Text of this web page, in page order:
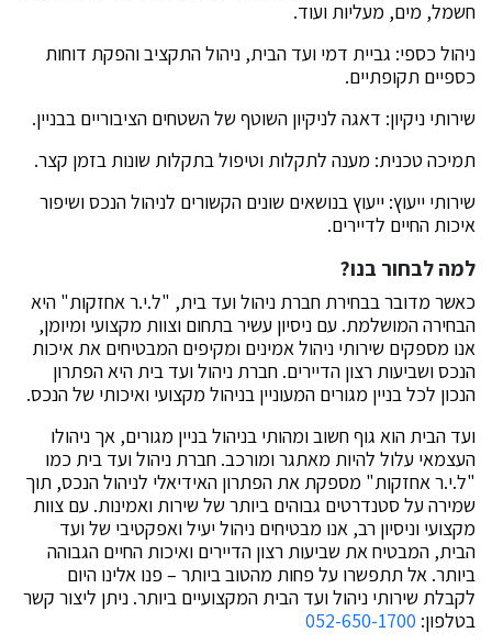
חשמל, מים, מעליות ועוד.
ניהול כספי: גביית דמי ועד הבית, ניהול התקציב והפקת דוחות
כספיים תקופתיים.
שירותי ניקיון: דאגה לניקיון השוטף של השטחים הציבוריים בבניין.
תמיכה טכנית: מענה לתקלות וטיפול בתקלות שונות בזמן קצר.
שירותי ייעוץ: ייעוץ בנושאים שונים הקשורים לניהול הנכס ושיפור
איכות החיים לדיירים.
למה לבחור בנו?
כאשר מדובר בבחירת חברת ניהול ועד בית, "ל.י.ר אחזקות" היא
הבחירה המושלמת. עם ניסיון עשיר בתחום וצוות מקצועי ומיומן,
אנו מספקים שירותי ניהול אמינים ומקיפים המבטיחים את איכות
הנכס ושביעות רצון הדיירים. חברת ניהול ועד בית היא הפתרון
הנכון לכל בניין מגורים המעוניין בניהול מקצועי ואיכותי של הנכס.
ועד הבית הוא גוף חשוב ומהותי בניהול בניין מגורים, אך ניהולו
העצמאי עלול להיות מאתגר ומורכב. חברת ניהול ועד בית כמו
"ל.י.ר אחזקות" מספקת את הפתרון האידיאלי לניהול הנכס, תוך
שמירה על סטנדרטים גבוהים ביותר של שירות ואמינות. עם צוות
מקצועי וניסיון רב, אנו מבטיחים ניהול יעיל ואפקטיבי של ועד
הבית, המבטיח את שביעות רצון הדיירים ואיכות החיים הגבוהה
ביותר. אל תתפשרו על פחות מהטוב ביותר – פנו אלינו היום
לקבלת שירותי ניהול ועד הבית המקצועיים ביותר. ניתן ליצור קשר
בטלפון: 052-650-1700